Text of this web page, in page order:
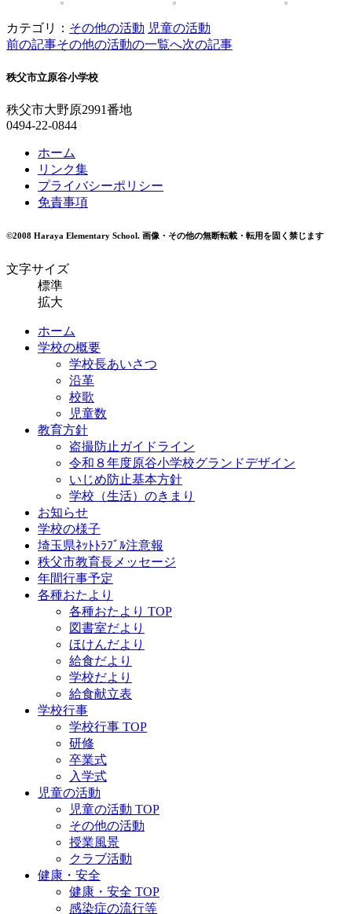
カテゴリ： その他の活動 児童の活動
前の記事その他の活動の一覧へ次の記事
秩父市立原谷小学校
秩父市大野原2991番地
0494-22-0844
ホーム
リンク集
プライバシーポリシー
免責事項
©2008 Haraya Elementary School. 画像・その他の無断転載・転用を固く禁じます
文字サイズ
標準
拡大
ホーム
学校の概要
学校長あいさつ
沿革
校歌
児童数
教育方針
盗撮防止ガイドライン
令和８年度原谷小学校グランドデザイン
いじめ防止基本方針
学校（生活）のきまり
お知らせ
学校の様子
埼玉県ﾈｯﾄﾄﾗﾌﾞﾙ注意報
秩父市教育長メッセージ
年間行事予定
各種おたより
各種おたより TOP
図書室だより
ほけんだより
給食だより
学校だより
給食献立表
学校行事
学校行事 TOP
研修
卒業式
入学式
児童の活動
児童の活動 TOP
その他の活動
授業風景
クラブ活動
健康・安全
健康・安全 TOP
感染症の流行等